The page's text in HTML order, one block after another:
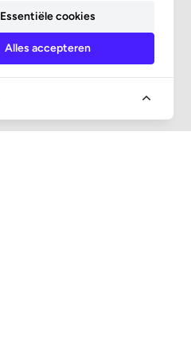
Essentiële cookies
Alles accepteren